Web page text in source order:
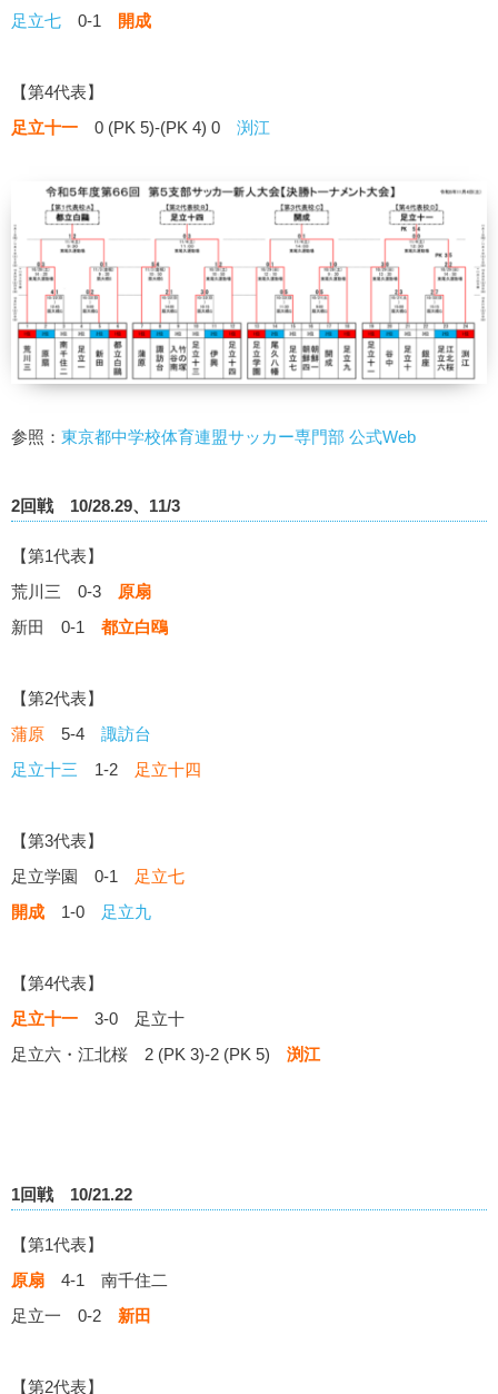
足立七 0-1 開成
【第4代表】
足立十一 0 (PK 5)-(PK 4) 0 渕江
参照： 東京都中学校体育連盟サッカー専門部 公式Web
2回戦 10/28.29、11/3
【第1代表】
荒川三 0-3
原扇
新田 0-1 都立白鴎
【第2代表】
蒲原 5-4 諏訪台
足立十三 1-2 足立十四
【第3代表】
足立学園 0-1
足立七
開成 1-0 足立九
【第4代表】
足立十一 3-0 足立十
足立六・江北桜 2 (PK 3)-2 (PK 5) 渕江
1回戦 10/21.22
【第1代表】
原扇 4-1 南千住二
足立一 0-2 新田
【第2代表】